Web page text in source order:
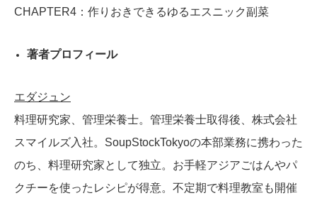
CHAPTER4：作りおきできるゆるエスニック副菜
著者プロフィール
エダジュン
料理研究家、管理栄養士。管理栄養士取得後、株式会社
スマイルズ入社。SoupStockTokyoの本部業務に携わった
のち、料理研究家として独立。お手軽アジアごはんやパ
クチーを使ったレシピが得意。不定期で料理教室も開催